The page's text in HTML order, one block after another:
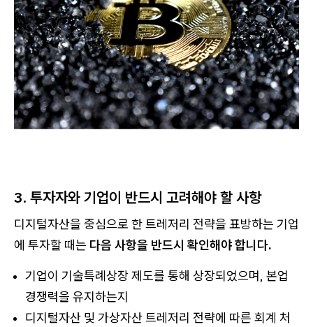
3. 투자자와 기업이 반드시 고려해야 할 사항
디지털자산을 중심으로 한 트레저리 전략을 표방하는 기업
에 투자할 때는 다음 사항을 반드시 확인해야 합니다.
기업이 기술특례상장 제도를 통해 상장되었으며, 본업
경쟁력을 유지하는지
디지털자산 및 가상자산 트레저리 전략에 따른 회계 처